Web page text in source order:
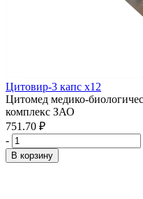
Цитовир-3 капс x12
Цитомед медико-
комплекс ЗАО
751.70 ₽
-
В корзину